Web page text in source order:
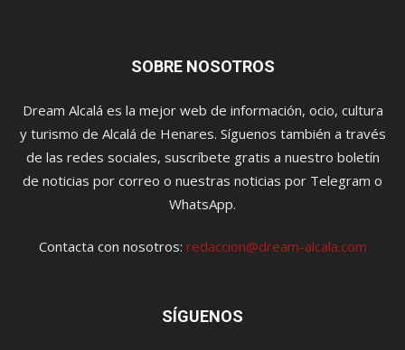
SOBRE NOSOTROS
Dream Alcalá es la mejor web de información, ocio, cultura
y turismo de Alcalá de Henares. Síguenos también a través
de las redes sociales, suscríbete gratis a nuestro boletín
de noticias por correo o nuestras noticias por Telegram o
WhatsApp.
Contacta con nosotros: redaccion@dream-alcala.com
SÍGUENOS